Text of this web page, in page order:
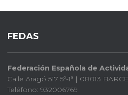
FEDAS
Federación Española de
Calle Aragó 517 5º-1ª | 08013
Teléfono: 932006769